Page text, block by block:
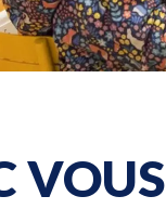
VOUS